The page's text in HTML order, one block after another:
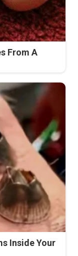
From A
Inside Your